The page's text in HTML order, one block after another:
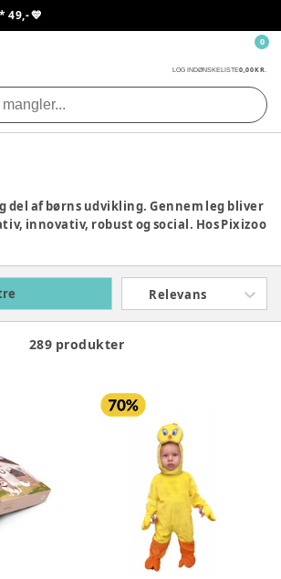
💙
LOG INDØNSKELISTE0,00 KR.
0
del af børns udvikling. Gennem leg bliver
innovativ, robust og social. Hos Pixizoo
legetøj til både babyer og børn.
Relevans
289 produkter